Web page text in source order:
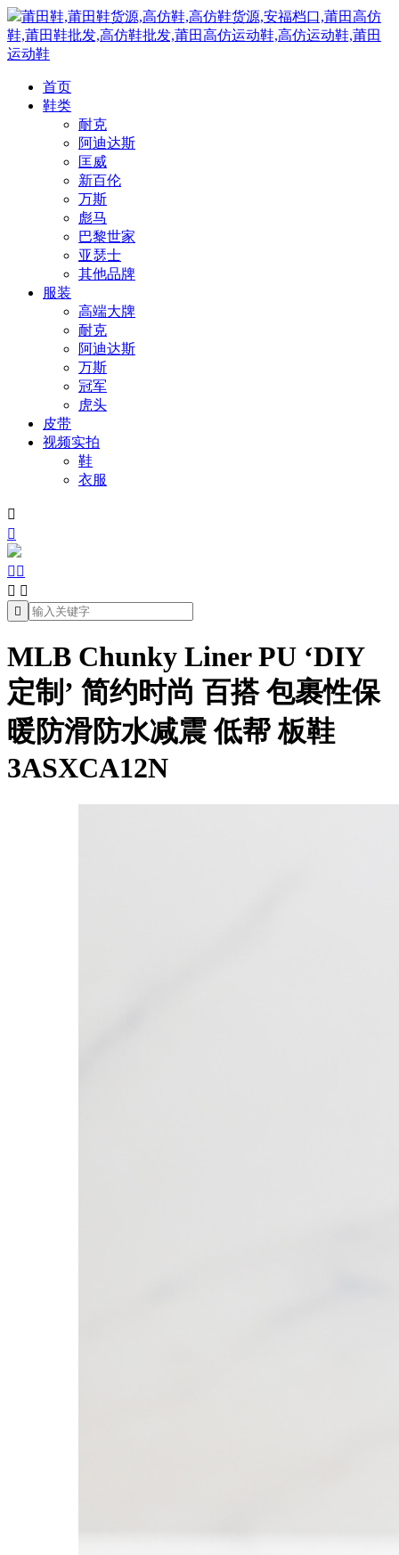
莆田鞋,莆田鞋货源,高仿鞋,高仿鞋货源,安福档口,莆田高仿
鞋,莆田鞋批发,高仿鞋批发,莆田高仿运动鞋,高仿运动鞋,莆田
运动鞋
首页
鞋类
耐克
阿迪达斯
匡威
新百伦
万斯
彪马
巴黎世家
亚瑟士
其他品牌
服装
高端大牌
耐克
阿迪达斯
万斯
冠军
虎头
皮带
视频实拍
鞋
衣服


 
 

MLB Chunky Liner PU ‘DIY
定制’ 简约时尚 百搭 包裹性保
暖防滑防水减震 低帮 板鞋
3ASXCA12N